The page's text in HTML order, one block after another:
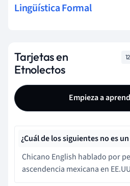
Lingüística Formal
Tarjetas en
Etnolectos
12
Empieza a
¿Cuál de los siguientes no es
Chicano English hablado por
ascendencia mexicana en